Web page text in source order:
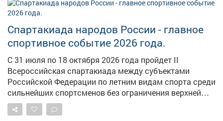
будет разыграно 350 комплектов наград и три
командных кубка. Ожидается участие более 9 400
спортсменов, подготовку которых обеспечивают
свыше 3 200 тренеров, а соревнования будут
обслуживать более 1 800 спортивных судей. Столицей
Спартакиады народов России в 2026 году станет
Екатеринбург. Именно здесь 8 августа состоится
торжественная церемония открытия соревнований.
Следить за новостями, расписанием и результатами
можно на официальных ресурсах Спартакиады: •
сайт: fd-sport.ru/spartakiada; • сообщество во
Спартакиада народов России - главное
спортивное событие 2026 года.
С 31 июля по 18 октября 2026 года пройдет II
Всероссийская спартакиада между субъектами
Российской Федерации по летним видам спорта среди
сильнейших спортсменов без ограничения верхней
границы возраста - «Спартакиада народов России».
Следите за новостями, расписанием соревнований и